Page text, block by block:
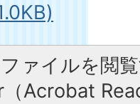
ァイルを閲
Acrobat